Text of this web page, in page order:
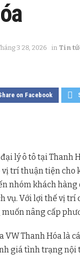
3 28, 2026 in Tin
on Facebook
lý ô tô tại Thanh
vị trí thuận tiện cho
nhóm khách hàng
vụ. Với lợi thế vị trí
nâng cấp
VW Thanh Hóa là
giá tình trạng nội